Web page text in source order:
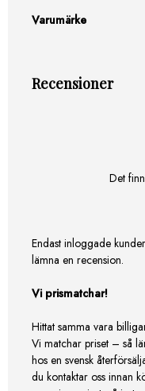
Varumärke
Recensioner
Det
Endast inloggade
lämna en recension.
Vi prismatchar!
Hittat samma vara
Vi matchar priset – så
hos en svensk
du kontaktar oss innan